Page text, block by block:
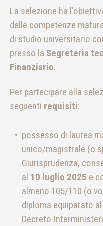
La selezione ha
delle competenze
di studio universitario
presso la Segreteria
Finanziario.
Per partecipare alla
seguenti requisiti:
possesso di laurea
unico/magistrale (o
Giurisprudenza,
al 10 luglio 2025 e
almeno 105/110 (o
diploma equiparato
Decreto